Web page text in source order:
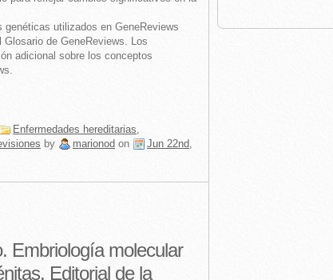
utilizados en GeneReviews
de GeneReviews. Los
adicional sobre los conceptos
Enfermedades hereditarias,
by marionod on Jun 22nd,
Embriología molecular
Editorial de la